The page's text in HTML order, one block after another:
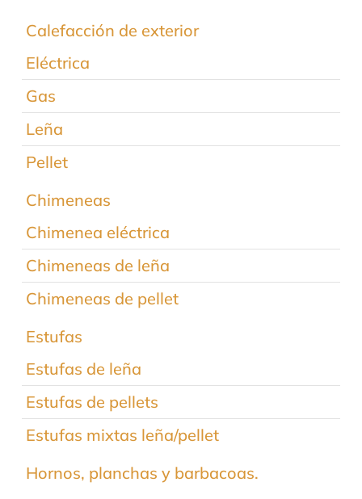
Calefacción de exterior
Eléctrica
Gas
Leña
Pellet
Chimeneas
Chimenea eléctrica
Chimeneas de leña
Chimeneas de pellet
Estufas
Estufas de leña
Estufas de pellets
Estufas mixtas leña/pellet
Hornos, planchas y barbacoas.